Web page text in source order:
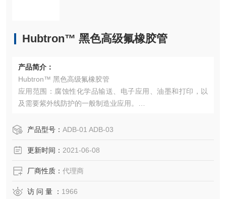
Hubtron™ 黑色高级氟橡胶管
产品简介：
Hubtron™ 黑色高级氟橡胶管
应用范围：腐蚀性化学品输送、电子应用、油墨和打印，以
及需要紫外线防护的一般制造业应用。
性，高化学相容性。氟塑料内衬，氟橡胶外盖。的耐酸、
认证：无。
灭菌：不推荐。
、
产品型号： ADB-01 ADB-03
更新时间： 2021-06-08
厂商性质： 代理商
访 问 量 ： 1966